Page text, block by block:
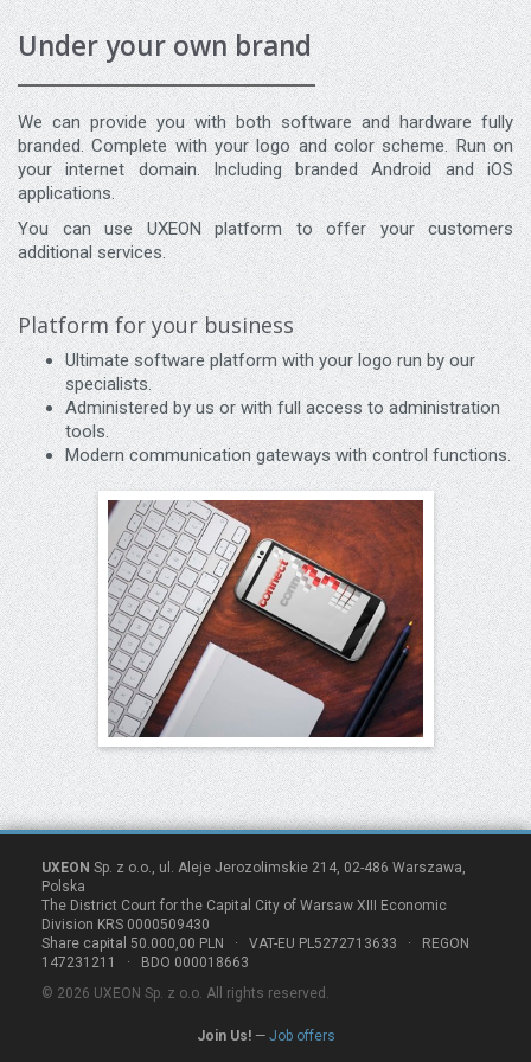
Under your own brand
We can provide you with both software and hardware fully
branded. Complete with your logo and color scheme. Run on
your internet domain. Including branded Android and iOS
applications.
You can use UXEON platform to offer your customers
additional services.
Platform for your business
Ultimate software platform with your logo run by our
specialists.
Administered by us or with full access to administration
tools.
Modern communication gateways with control functions.
UXEON Sp. z o.o., ul. Aleje Jerozolimskie 214, 02-486 Warszawa,
Polska
The District Court for the Capital City of Warsaw XIII Economic
Division KRS 0000509430
Share capital 50.000,00 PLN · VAT-EU PL5272713633 · REGON
147231211 · BDO 000018663
© 2026 UXEON Sp. z o.o. All rights reserved.
Join Us!— Job offers